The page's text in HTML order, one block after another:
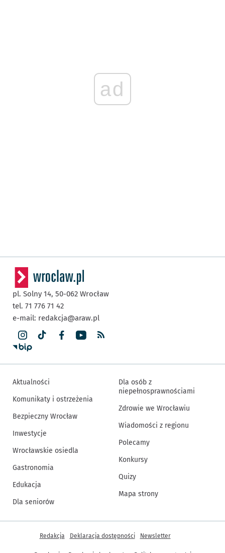
ad
pl. Solny 14, 50-062 Wrocław
tel. 71 776 71 42
e-mail: redakcja@araw.pl
Aktualności
Komunikaty i ostrzeżenia
Bezpieczny Wrocław
Inwestycje
Wrocławskie osiedla
Gastronomia
Edukacja
Dla seniorów
Dla osób z
niepełnosprawnościami
Zdrowie we Wrocławiu
Wiadomości z regionu
Polecamy
Konkursy
Quizy
Mapa strony
Inne informacje
Redakcja Deklaracja dostępności Newsletter